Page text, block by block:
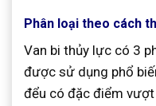
Phân loại theo cách
Van bi thủy lực có 3
được sử dụng phổ
đểu có đặc điểm